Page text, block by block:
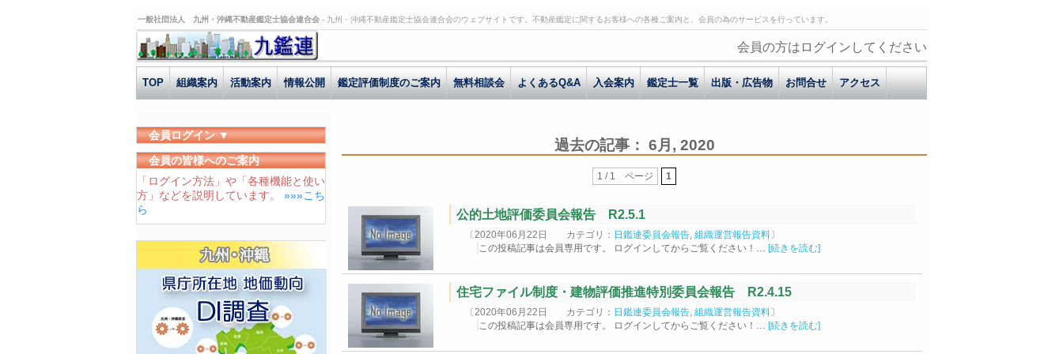
一般社団法人 九州・沖縄不動産鑑定士協会連合会 - 九州・沖縄不動産鑑定士協会連合会のウェブサイトです。不動産鑑定に関するお客様への各種ご案内と、会員の為のサービスを行っています。
会員の方はログインしてください
TOP 組織案内 活動案内 情報公開 鑑定評価制度のご案内 無料相談会 よくあるQ&A 入会案内 鑑定士一覧 出版・広告物 お問合せ アクセス
過去の記事： 6月, 2020
1 / 1 ページ 1
公的土地評価委員会報告 R2.5.1
〔2020年06月22日 カテゴリ： 日鑑連委員会報告, 組織運営報告資料〕
この投稿記事は会員専用です。 ログインしてからご覧ください！… [続きを読む]
住宅ファイル制度・建物評価推進特別委員会報告 R2.4.15
〔2020年06月22日 カテゴリ： 日鑑連委員会報告, 組織運営報告資料〕
この投稿記事は会員専用です。 ログインしてからご覧ください！… [続きを読む]
会員ログイン ▼
ユーザーID
パスワード
会員の皆様へのご案内
「ログイン方法」や「各種機能と使い
方」などを説明しています。 »»»こち
ら